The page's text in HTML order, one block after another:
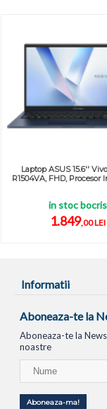
Laptop ASUS 15.6''
R1504VA, FHD, Procesor
in stoc bocris
1.849,00 LEI
Informatii
Aboneaza-te la
Aboneaza-te la
noastre
Aboneaza-ma!